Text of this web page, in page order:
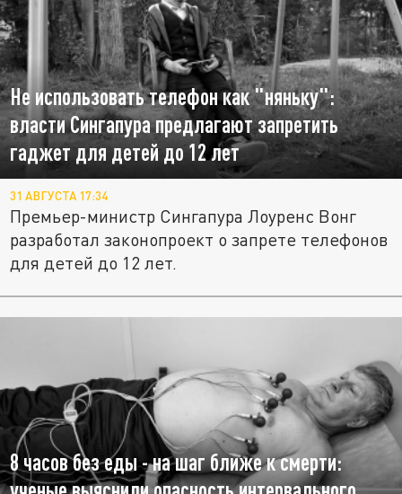
Не использовать телефон как "няньку":
власти Сингапура предлагают запретить
гаджет для детей до 12 лет
31 АВГУСТА 17:34
Премьер-министр Сингапура Лоуренс Вонг
разработал законопроект о запрете телефонов
для детей до 12 лет.
8 часов без еды - на шаг ближе к смерти: